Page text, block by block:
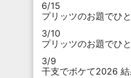
6/15
プリッツのお題でひ
3/10
プリッツのお題でひ
3/9
干支でボケて2026